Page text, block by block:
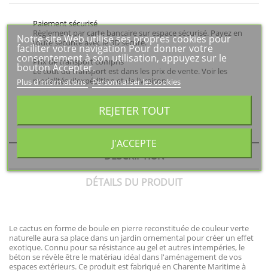
Paiement sécurisé
Règlement par carte bancaire sur espace sécurisé. Payez en
toute sécurité avec le 3D secure.
Prix de transport compris
Le coût du transport est dans les prix de vente. Voir les
modalités d'expédition et de livraison.
Nous sommes à votre disposition pour un renseignement
technique ou autre : 06 27 83 48 34
DESCRIPTION
DÉTAILS DU PRODUIT
Le cactus en forme de boule en pierre reconstituée de couleur verte
naturelle aura sa place dans un jardin ornemental pour créer un effet
exotique. Connu pour sa résistance au gel et autres intempéries, le
béton se révèle être le matériau idéal dans l'aménagement de vos
espaces extérieurs. Ce produit est fabriqué en Charente Maritime à
Notre site Web utilise ses propres cookies pour
faciliter votre navigation Pour donner votre
consentement à son utilisation, appuyez sur le
bouton Accepter.
Plus d'informations Personnaliser les cookies
REJETER TOUT
J'ACCEPTE